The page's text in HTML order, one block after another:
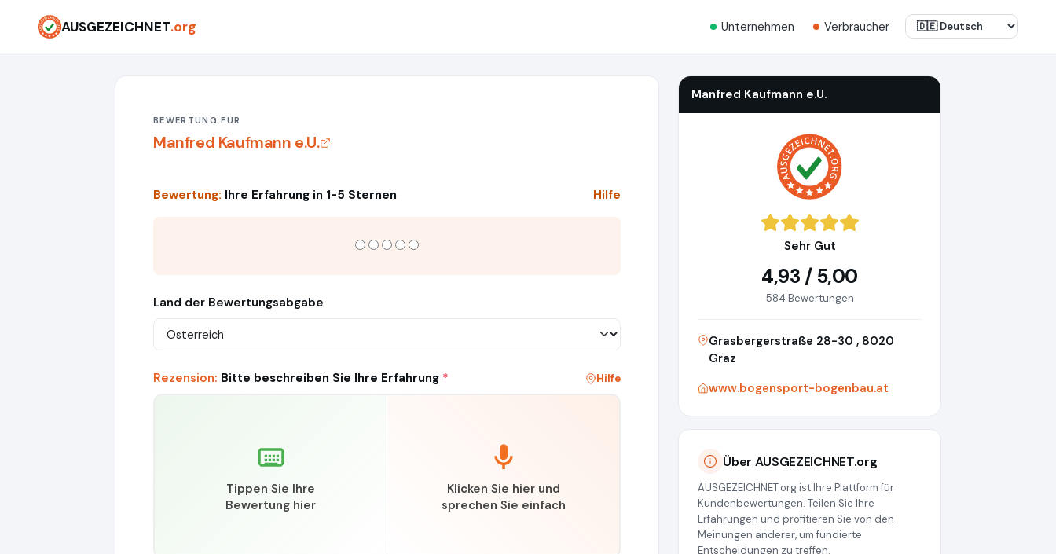
AUSGEZEICHNET.org Unternehmen Verbraucher
BEWERTUNG FÜR
Manfred Kaufmann e.U.
Bewertung: Ihre Erfahrung in 1-5 Sternen Hilfe
Land der Bewertungsabgabe
Rezension: Bitte beschreiben Sie Ihre Erfahrung * Hilfe
Tippen Sie Ihre
Bewertung hier
Klicken Sie hier und
sprechen Sie einfach
Manfred Kaufmann e.U.
Sehr Gut
4,93 / 5,00
584 Bewertungen
Grasbergerstraße 28-30 , 8020
Graz
www.bogensport-bogenbau.at
Über AUSGEZEICHNET.org
AUSGEZEICHNET.org ist Ihre Plattform für
Kundenbewertungen. Teilen Sie Ihre
Erfahrungen und profitieren Sie von den
Meinungen anderer, um fundierte
Entscheidungen zu treffen.